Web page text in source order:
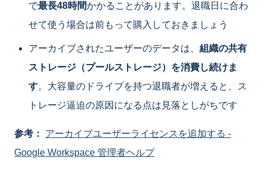
で最長48時間かかることがあります。退職日に合わ
せて使う場合は前もって購入しておきましょう
アーカイブされたユーザーのデータは、 組織の共有
ストレージ（プールストレージ）を消費し続けま
す。大容量のドライブを持つ退職者が増えると、ス
トレージ逼迫の原因になる点は見落としがちです
参考：
アーカイブユーザーライセンスを追加する -
Google Workspace 管理者ヘルプ